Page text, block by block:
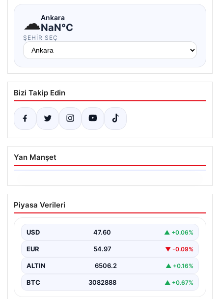
☁Ankara
NaN°C
ŞEHIR SEÇ
Bizi Takip Edin
Yan Manşet
06.08.2026
Ertuğrul Özkök’ün Hakaret İddialarına
İfade Verme Süreci
Cumhurbaşkanına hakaret iddialarıyla yürütülen
soruşturma kapsamında İstanbul Adalet…
Piyasa Verileri
USD 47.60 ▲ +0.06%
EUR 54.97 ▼ -0.09%
ALTIN 6506.2 ▲ +0.16%
BTC 3082888 ▲ +0.67%